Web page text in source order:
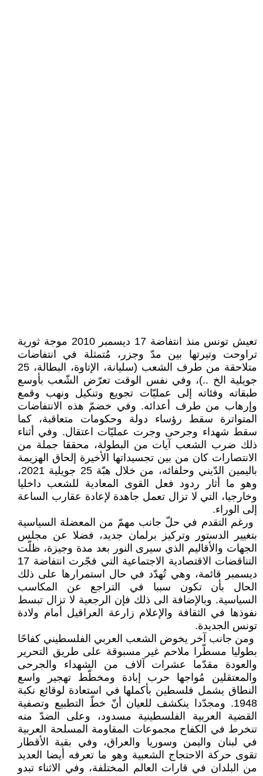
تعيش تونس منذ انتفاضة 17 ديسمبر ‏‏2010 موجة ثورية
تراوحت وتيرتها ‏بين مدّ وجزر، مُتمثلة في انتفاضات
جويلية الخ ..)، ‏وفي نفس الوقت تعرّض الشّعب بأوسع
‏طبقاته وفئاته إلى عمليّات تجويع وتنكيل ‏ونهب وقمع
وإرهاب من طرف أعدائه. ‏وفي خضمّ هذه الانتفاضات
المتواترة ‏سقط رؤساء دولة وحكومات متعاقبة، كما
‏سقط شهداء وجرحى وجرت عمليّات ‏اعتقال. وفي أثناء
ذلك ضرب الشعب ‏آيات من البطولة، محققا جملة من
‏الانتصارات كان من بين تجسيداتها ‏الأخيرة إلحاق الهزيمة
باليمين الدّيني ‏وحلفائه، من خلال هبّة 25 جويلية ‏‏2021،
وهو ما أثار ردود فعل القوى ‏المعادية للشعب داخليا
وخارجيا، التي لا ‏تزال تعمل جاهدة لإعادة عقارب الساعة
‏إلى الوراء.‏
‏ ورغم التقدم في حلّ جانب مهمّ من ‏المعضلة السياسية
بتغيير الدستور وتركيز ‏برلمان جديد، فضلا عن مجلس
الجهات ‏والأقاليم الذي سيرى النور بعد مدة ‏وجيزة، ظلّت
التناقضات الاقتصادية ‏الاجتماعية التي فجّرت انتفاضة 17
‏ديسمبر قائمة، وهي تُهدّد في حال ‏استمرارها على ذلك
الحال بأن تكون ‏سببا في التراجع عن المكاسب
السياسية. ‏وبالإضافة الى ذلك فإن الرجعية لا تزال ‏تبسط
نفوذها في الثقافة والإعلام زارعة ‏العراقيل أمام ولادة
تونس الجديدة.‏
‏ ومن جانب آخر يخوض الشعب ‏العربي الفلسطيني كفاحًا
بطوليا مسطّرا ‏ملاحم غير مسبوقة على طريق التحرير
‏والعودة مقدّما عشرات آلاف من الشهداء ‏والجرحى
والمعتقلين مُواجها حرب إبادة ‏ومخطّط تهجير واسع
النطاق يشمل ‏فلسطين بأكملها في استعادة لوقائع نكبة
‏‏1948. ومجدّدا ينكشف للعيان أنّ خطّ ‏التطبيع وتصفية
القضية العربية ‏الفلسطينية مسدود، وعلى الضدّ منه
‏تنخرط في الكفاح مجموعات المقاومة ‏المسلحة العربية
في لبنان واليمن وسوريا ‏والعراق، وفي بقية الأقطار
تقوى حركة ‏الاحتجاج الشعبية وهو ما تعرفه أيضا ‏العديد
من البلدان في قارات العالم ‏المختلفة، وفي الاثناء تبدو